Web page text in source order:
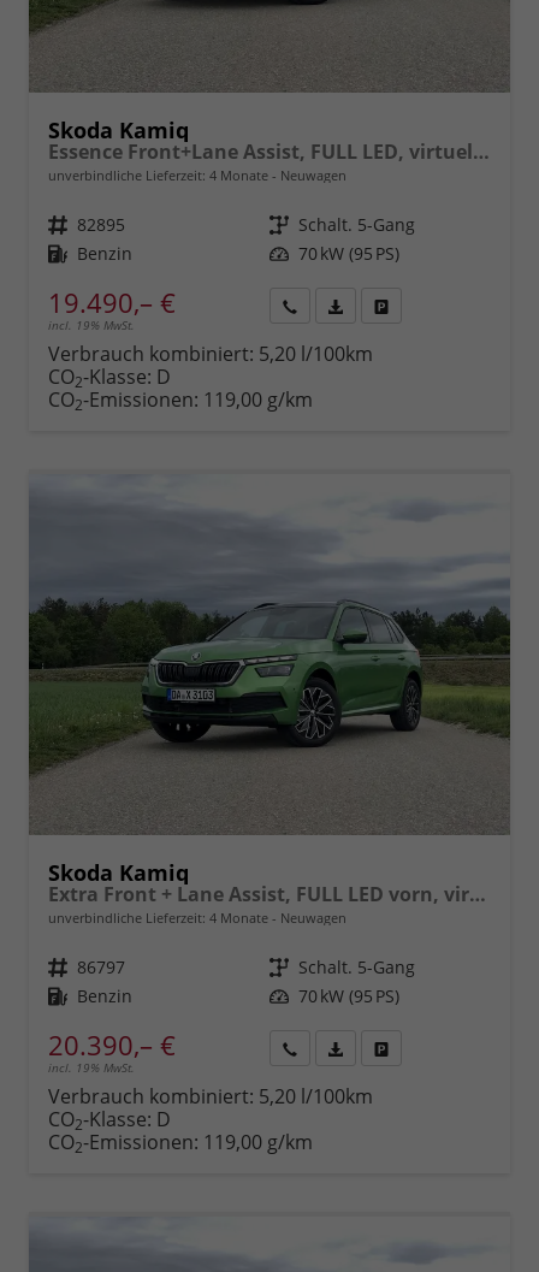
Skoda Kamiq
Essence Front+Lane Assist, FULL LED, virtuelles Cockpit, , Klima, Parksensoren, ISOFIX, el. Fensterheber vorn uvm.
unverbindliche Lieferzeit: 4 Monate Neuwagen
Fahrzeugnr. 82895 Getriebe Schalt. 5-Gang
Kraftstoff Benzin Leistung 70 kW (95 PS)
19.490,– €
incl. 19% MwSt.
anfordern
Datei,
Verbrauch kombiniert: 5,20 l/100km
CO2-Klasse: D
CO2-Emissionen: 119,00 g/km
Skoda Kamiq
Extra Front + Lane Assist, FULL LED vorn, virtuelles Cockpit, manuelle Klima, Parksensoren hinten, ISOFIX, el. Fensterheber vorn uvm.
unverbindliche Lieferzeit: 4 Monate Neuwagen
Fahrzeugnr. 86797 Getriebe Schalt. 5-Gang
Kraftstoff Benzin Leistung 70 kW (95 PS)
20.390,– €
incl. 19% MwSt.
anfordern
Datei,
Verbrauch kombiniert: 5,20 l/100km
CO2-Klasse: D
CO2-Emissionen: 119,00 g/km